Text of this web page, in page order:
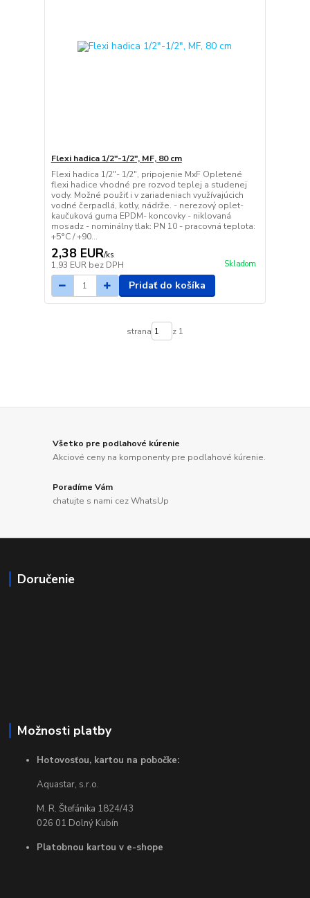
Flexi hadica 1/2"-1/2", MF, 80 cm
Flexi hadica 1/2"- 1/2", pripojenie MxF Opletené
flexi hadice vhodné pre rozvod teplej a studenej
vody. Možné použiť i v zariadeniach využívajúcich
vodné čerpadlá, kotly, nádrže. - nerezový oplet-
kaučuková guma EPDM- koncovky - niklovaná
mosadz - nominálny tlak: PN 10 - pracovná teplota:
+5°C / +90...
2,38 EUR/ks
1,93 EUR bez DPH Skladom
Pridať do košíka
strana z 1
Všetko pre podlahové kúrenie
Akciové ceny na komponenty pre podlahové kúrenie.
Poradíme Vám
chatujte s nami cez WhatsUp
Doručenie
Možnosti platby
Hotovosťou, kartou na pobočke:
Aquastar, s.r.o.
M. R. Štefánika 1824/43
026 01 Dolný Kubín
Platobnou kartou v e-shope